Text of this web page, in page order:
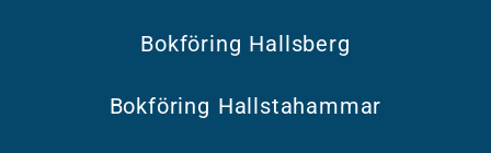
Bokföring Hallsberg
Bokföring Hallstahammar